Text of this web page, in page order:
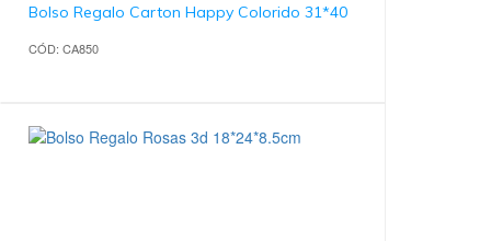
Bolso Regalo Carton Happy Colorido 31*40
CÓD: CA850